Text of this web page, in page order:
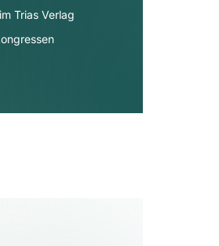
Trias Verlag